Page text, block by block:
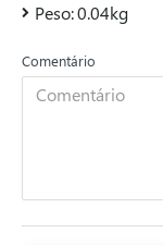
Peso:0.04kg
Comentário